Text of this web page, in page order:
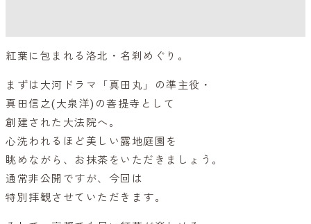
紅葉に包まれる洛北・名刹めぐり。
まずは大河ドラマ「真田丸」の準主役・
真田信之(大泉洋)の菩提寺として
創建された大法院へ。
心洗われるほど美しい露地庭園を
眺めながら、お抹茶をいただきましょう。
通常非公開ですが、今回は
特別拝観させていただきます。